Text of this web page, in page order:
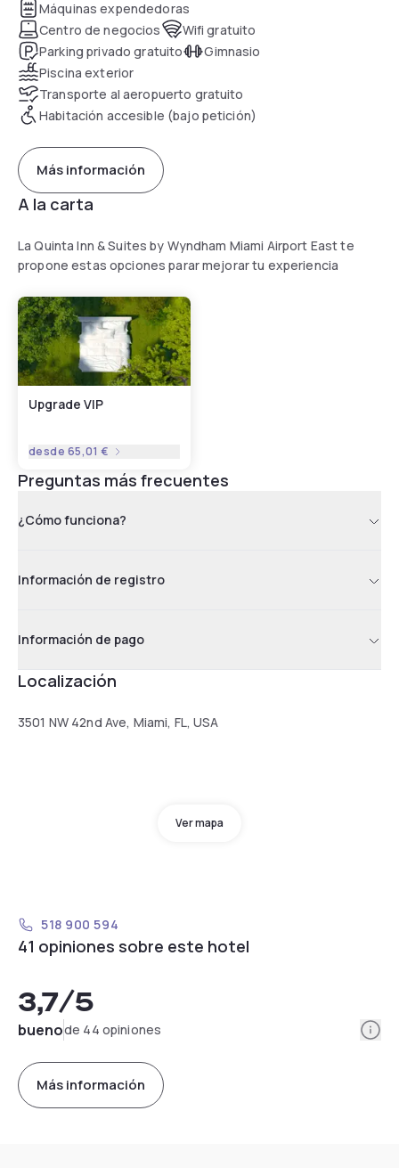
Máquinas expendedoras
Centro de negocios
Wifi gratuito
Parking privado gratuito
Gimnasio
Piscina exterior
Transporte al aeropuerto gratuito
Habitación accesible (bajo petición)
Más información
A la carta
La Quinta Inn & Suites by Wyndham Miami Airport East te
propone estas opciones parar mejorar tu experiencia
Upgrade VIP
desde 65,01 €
Preguntas más frecuentes
¿Cómo funciona?
Información de registro
Información de pago
Localización
3501 NW 42nd Ave, Miami, FL, USA
Ver mapa
518 900 594
41 opiniones sobre este hotel
3,7/5
buenode 44 opiniones
Más información